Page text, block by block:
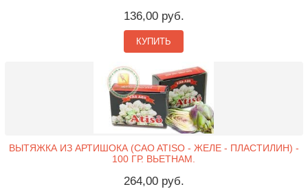
136,00 руб.
КУПИТЬ
ВЫТЯЖКА ИЗ АРТИШОКА (CAO ATISO - ЖЕЛЕ - ПЛАСТИЛИН) -
100 ГР. ВЬЕТНАМ.
264,00 руб.